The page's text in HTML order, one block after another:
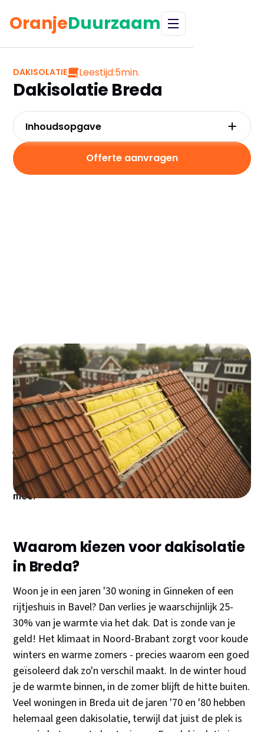
OranjeDuurzaam
DAKISOLATIE Leestijd:5min.
Dakisolatie Breda
Woon je in Breda en stijgen je energiekosten de
pan uit? Dakisolatie is vaak de slimste investering
die je kunt doen. Voor €1.200-1.800 isoleer je het
dak van een gemiddelde Bredase woning, bespaar
je €350-450 per jaar op je energierekening en
verhoog je de waarde van je huis met duizenden
euro's. Plus: je pakt vaak nog €500-700 subsidie
mee!
Waarom kiezen voor dakisolatie
in Breda?
Woon je in een jaren '30 woning in Ginneken of een
rijtjeshuis in Bavel? Dan verlies je waarschijnlijk 25-
30% van je warmte via het dak. Dat is zonde van je
geld! Het klimaat in Noord-Brabant zorgt voor koude
winters en warme zomers - precies waarom een goed
geïsoleerd dak zo'n verschil maakt. In de winter houd
je de warmte binnen, in de zomer blijft de hitte buiten.
Veel woningen in Breda uit de jaren '70 en '80 hebben
helemaal geen dakisolatie, terwijl dat juist de plek is
Inhoudsopgave
Waarom kiezen voor dakisolatie in Breda?
Kosten en besparingen van dakisolatie
Subsidies voor dakisolatie in Breda
Offerte aanvragen